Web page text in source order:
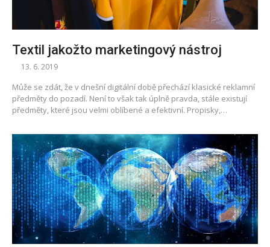
Textil jakožto marketingový nástroj
13. 6. 2019
Může se zdát, že v dnešní digitální době přechází klasické reklamní
předměty do pozadí. Není to však tak úplně pravda, stále existují
předměty, které jsou velmi oblíbené a efektivní. Propisky,…